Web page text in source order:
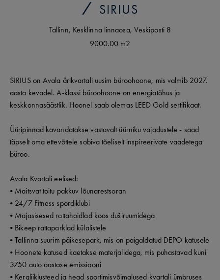
SIRIUS
Tallinn, Kesklinna linnaosa, Veskiposti 8
9000.00 m2
SIRIUS on Avala ärikvartali uusim büroohoone, mis valmib 2027.
aasta kevadel. A-klassi büroohoone on energiatõhus ja
keskkonnasäästlik. Hoonel saab olemas LEED Gold sertifikaat.
Üüripinnad kavandatakse vastavalt üürniku vajadustele - saad
täpselt oma ettevõttele sobiva tõeliselt inspireerivate vaadetega
büroo.
Avala Kvartali eelised:
• Maitsvat toitu pakkuv lõunarestsoran
• 24/7 Fitness spordiklubi
• Majasisesed rattahoidlad koos duširuumidega
• Bikeep rattaparklad külalistele
• Tallinna suurim päikesepark, mis on paigaldatud DEPO katusele
• Hoonete katused kaetakse materjalidega, mis puhastavad kuni
3750 auto aastase emissiooni
• Kergliiklusteed ja head sportimisvõimalused kvartali ümbruses